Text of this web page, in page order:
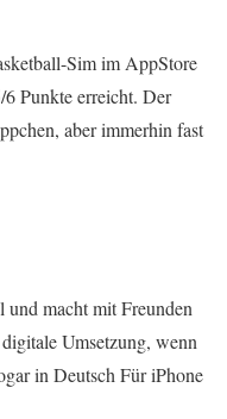
Sim im AppStore
6 Punkte erreicht. Der
aber immerhin fast
und macht mit Freunden
Umsetzung, wenn
in Deutsch Für iPhone